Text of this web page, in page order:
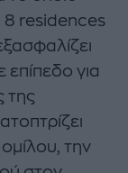
8 residences
για
της
την